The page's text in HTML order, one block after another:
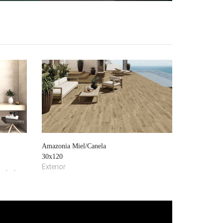
Amazonia Miel/Canela
30x120
Exterior